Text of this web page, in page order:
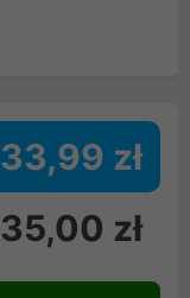
33,99 zł
35,00 zł